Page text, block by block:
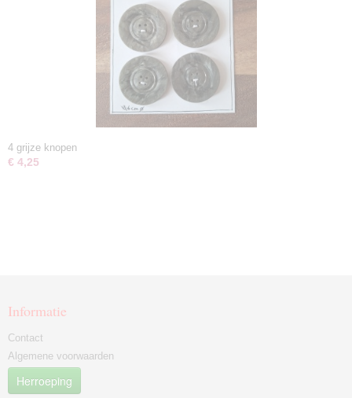
4 grijze knopen
€ 4,25
Informatie
Contact
Algemene voorwaarden
Herroeping